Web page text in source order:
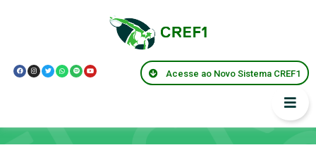
Acesse ao Novo Sistema CREF1